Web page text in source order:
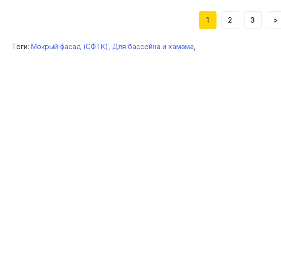
1 2 3 >
Теги: Мокрый фасад (СФТК) Для бассейна и хамама